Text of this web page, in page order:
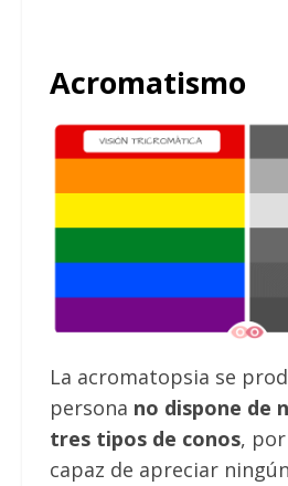
Acromatismo
La acromatopsia se
persona no dispone de
tres tipos de conos,
capaz de apreciar